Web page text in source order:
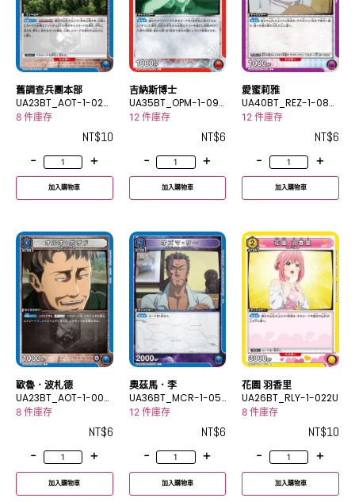
舊調查兵團本部
UA23BT_AOT-1-028
U
8 件庫存
NT$10
-
+
加入購物車
吉納斯博士
UA35BT_OPM-1-093
C
12 件庫存
NT$6
-
+
加入購物車
愛蜜莉雅
UA40BT_REZ-1-083
C
12 件庫存
NT$6
-
+
加入購物車
歐魯．波札德
UA23BT_AOT-1-005
C
8 件庫存
NT$6
-
+
加入購物車
奧茲馬．李
UA36BT_MCR-1-05
5C
12 件庫存
NT$6
-
+
加入購物車
花園 羽香里
UA26BT_RLY-1-022U
8 件庫存
NT$10
-
+
加入購物車